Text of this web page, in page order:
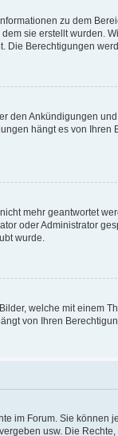
zu dem
sie erstellt wurden.
Die Berechtigungen
den Ankündigungen
hängt es von
mehr geantwortet
oder Administrator
wurde.
welche mit einem
von Ihren
im Forum. Sie können
usw. Die